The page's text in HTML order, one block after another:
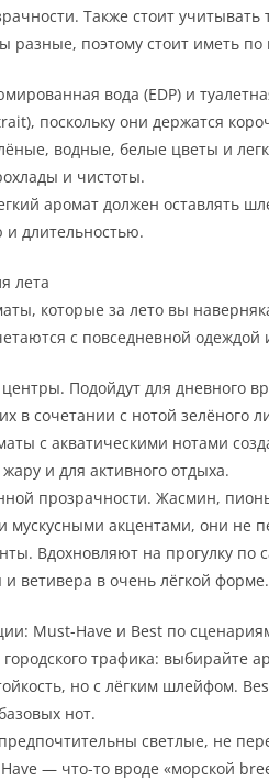
Также стоит учитывать
разные, поэтому стоит иметь
вода (EDP) и
поскольку они держатся
водные, белые цветы и
и чистоты.
аромат должен оставлять
и длительностью.
лета
которые за лето вы
с повседневной
Подойдут для дневного
в сочетании с нотой зелёного
с акватическими нотами
и для активного отдыха.
прозрачности. Жасмин,
мускусными акцентами, они не
Вдохновляют на прогулку по
ветивера в очень лёгкой форме.
Must-Have и Best по
трафика: выбирайте
но с лёгким шлейфом.
нот.
светлые, не
— что-то вроде «морской